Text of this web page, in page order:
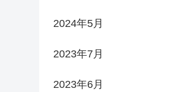
2024年5月
2023年7月
2023年6月